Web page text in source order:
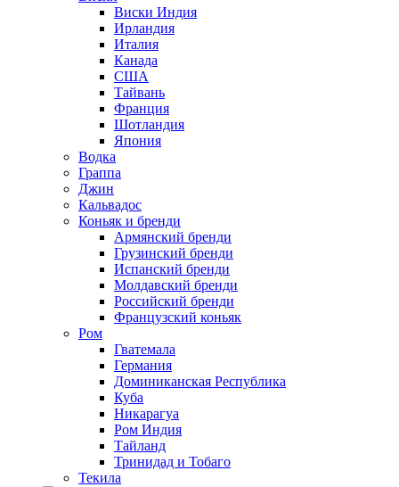
Виски Индия
Ирландия
Италия
Канада
США
Тайвань
Франция
Шотландия
Япония
Водка
Граппа
Джин
Кальвадос
Коньяк и бренди
Армянский бренди
Грузинский бренди
Испанский бренди
Молдавский бренди
Российский бренди
Французский коньяк
Ром
Гватемала
Германия
Доминиканская Республика
Куба
Никарагуа
Ром Индия
Тайланд
Тринидад и Тобаго
Текила